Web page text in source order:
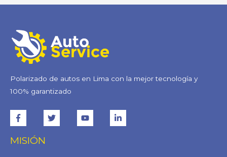
Polarizado de autos en Lima con la mejor tecnología y
100% garantizado
MISIÓN